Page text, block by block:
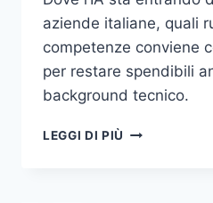
aziende italiane, quali
competenze conviene
per restare spendibili
background tecnico.
LEGGI DI PIÙ IA